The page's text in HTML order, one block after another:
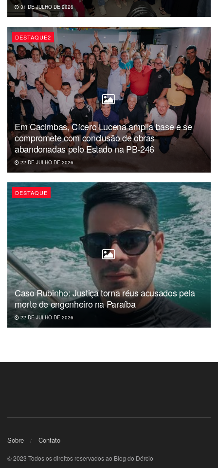
31 DE JULHO DE 2026
DESTAQUE2
Em Cacimbas, Cícero Lucena amplia base e se
compromete com conclusão de obras
abandonadas pelo Estado na PB-246
22 DE JULHO DE 2026
DESTAQUE
Caso Rubinho: Justiça torna réus acusados pela
morte de engenheiro na Paraíba
22 DE JULHO DE 2026
Sobre Contato
© 2023 Todos os direitos reservados ao Blog do Dércio